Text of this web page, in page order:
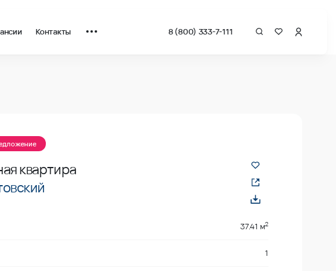
Контакты 8 (800) 333-7-111
квартира
37.41 м2
1